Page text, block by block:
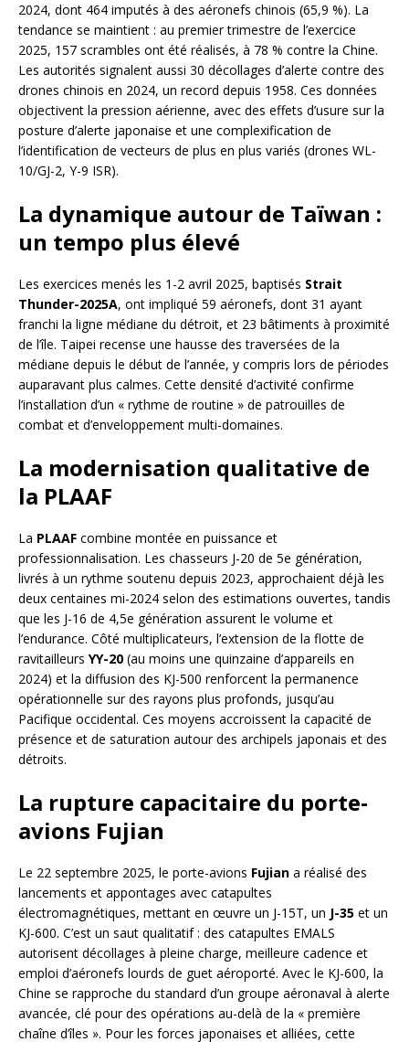
2024, dont 464 imputés à des aéronefs chinois (65,9 %). La
tendance se maintient : au premier trimestre de l’exercice
2025, 157 scrambles ont été réalisés, à 78 % contre la Chine.
Les autorités signalent aussi 30 décollages d’alerte contre des
drones chinois en 2024, un record depuis 1958. Ces données
objectivent la pression aérienne, avec des effets d’usure sur la
posture d’alerte japonaise et une complexification de
l’identification de vecteurs de plus en plus variés (drones WL-
10/GJ-2, Y-9 ISR).
La dynamique autour de Taïwan :
un tempo plus élevé
Les exercices menés les 1-2 avril 2025, baptisés Strait
Thunder-2025A, ont impliqué 59 aéronefs, dont 31 ayant
franchi la ligne médiane du détroit, et 23 bâtiments à proximité
de l’île. Taipei recense une hausse des traversées de la
médiane depuis le début de l’année, y compris lors de périodes
auparavant plus calmes. Cette densité d’activité confirme
l’installation d’un « rythme de routine » de patrouilles de
combat et d’enveloppement multi-domaines.
La modernisation qualitative de
la PLAAF
La PLAAF combine montée en puissance et
professionnalisation. Les chasseurs J-20 de 5e génération,
livrés à un rythme soutenu depuis 2023, approchaient déjà les
deux centaines mi-2024 selon des estimations ouvertes, tandis
que les J-16 de 4,5e génération assurent le volume et
l’endurance. Côté multiplicateurs, l’extension de la flotte de
ravitailleurs YY-20 (au moins une quinzaine d’appareils en
2024) et la diffusion des KJ-500 renforcent la permanence
opérationnelle sur des rayons plus profonds, jusqu’au
Pacifique occidental. Ces moyens accroissent la capacité de
présence et de saturation autour des archipels japonais et des
détroits.
La rupture capacitaire du porte-
avions Fujian
Le 22 septembre 2025, le porte-avions Fujian a réalisé des
lancements et appontages avec catapultes
électromagnétiques, mettant en œuvre un J-15T, un J-35 et un
KJ-600. C’est un saut qualitatif : des catapultes EMALS
autorisent décollages à pleine charge, meilleure cadence et
emploi d’aéronefs lourds de guet aéroporté. Avec le KJ-600, la
Chine se rapproche du standard d’un groupe aéronaval à alerte
avancée, clé pour des opérations au-delà de la « première
chaîne d’îles ». Pour les forces japonaises et alliées, cette